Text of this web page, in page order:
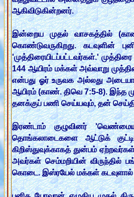
ஆகிவிடுகின்றனர்.
இன்றைய முதல் வாசகத்தில் (காண்.
கொண்டுவருகிறது. கடவுளின்
'முத்திரையிடப்பட்டவர்கள்.'
144 ஆயிரம் மக்கள் அவ்வாறு
என்பது ஓர் உருவக அல்லது
ஆயிரம் (காண். திவெ 7:5-8). இந்த
தனக்குப் பணி செய்யவும், தன்
இரண்டாம் குழுவினர்
தொங்கலாடைகளை ஆட்டுக்
கிறிஸ்துவுக்காகத் துன்பம்
அவர்கள் செம்மறியின் விருந்தில்
கொடை. இஸ்ரயேல் மக்கள் கடவுளால்